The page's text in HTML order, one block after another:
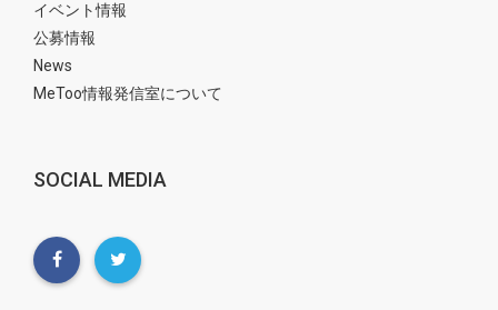
イベント情報
公募情報
News
MeToo情報発信室について
SOCIAL MEDIA